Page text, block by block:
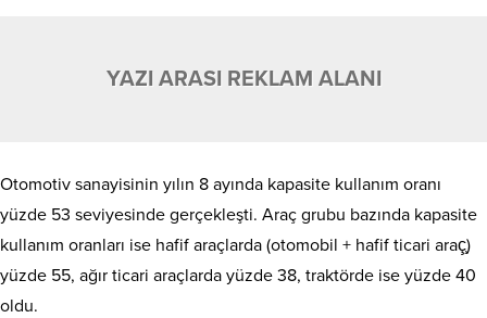
YAZI ARASI REKLAM ALANI
Otomotiv sanayisinin yılın 8 ayında kapasite kullanım oranı
yüzde 53 seviyesinde gerçekleşti. Araç grubu bazında kapasite
kullanım oranları ise hafif araçlarda (otomobil + hafif ticari araç̧)
yüzde 55, ağır ticari araçlarda yüzde 38, traktörde ise yüzde 40
oldu.